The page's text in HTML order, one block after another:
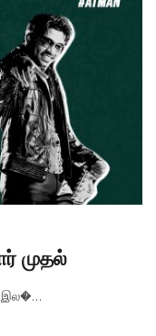
முதல்
இல�...